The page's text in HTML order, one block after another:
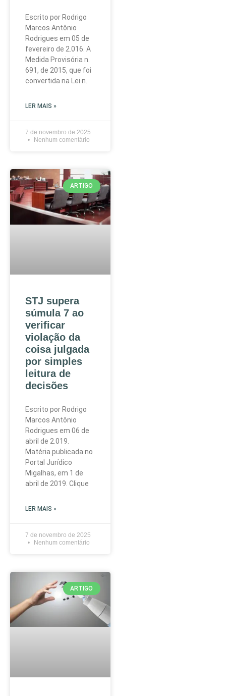
Escrito por Rodrigo
Marcos Antônio
Rodrigues em 05 de
fevereiro de 2.016. A
Medida Provisória n.
691, de 2015, que foi
convertida na Lei n.
LER MAIS »
7 de novembro de 2025
Nenhum comentário
ARTIGO
STJ supera
súmula 7 ao
verificar
violação da
coisa julgada
por simples
leitura de
decisões
Escrito por Rodrigo
Marcos Antônio
Rodrigues em 06 de
abril de 2.019.
Matéria publicada no
Portal Jurídico
Migalhas, em 1 de
abril de 2019. Clique
LER MAIS »
7 de novembro de 2025
Nenhum comentário
ARTIGO